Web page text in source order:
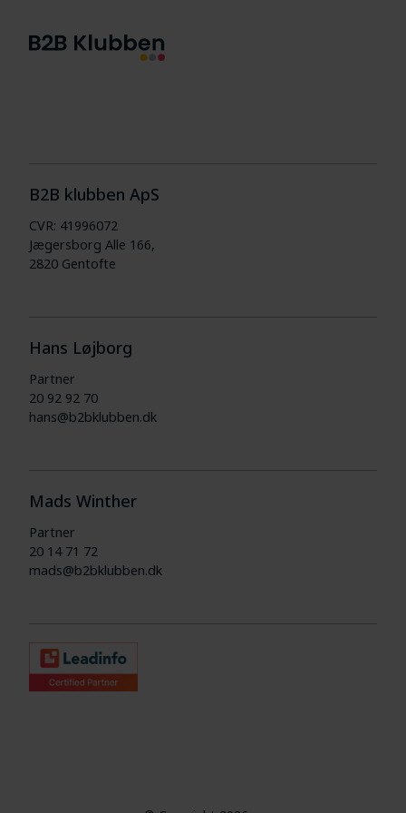
B2B klubben ApS
CVR: 41996072
Jægersborg Alle 166,
2820 Gentofte
Hans Løjborg
Partner
20 92 92 70
hans@b2bklubben.dk
Mads Winther
Partner
20 14 71 72
mads@b2bklubben.dk